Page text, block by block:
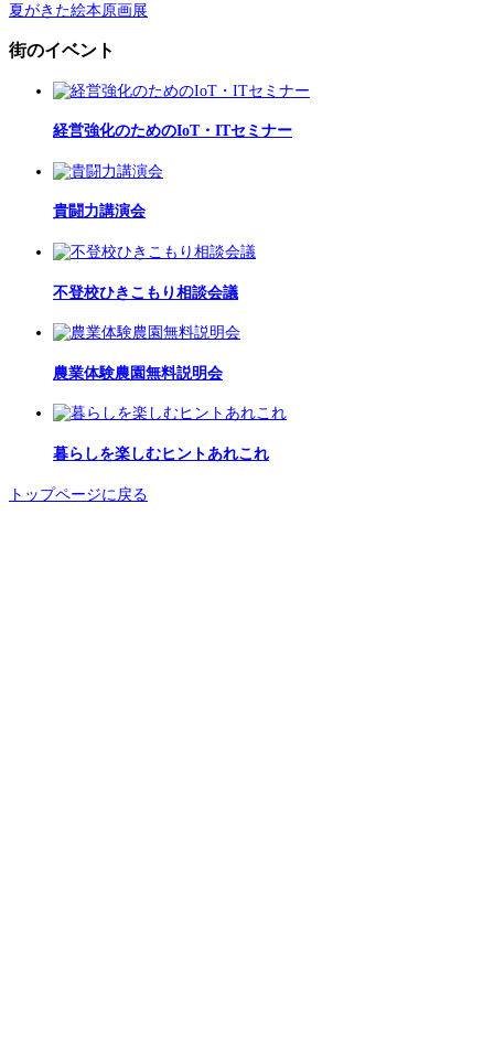
夏がきた絵本原画展
街のイベント
経営強化のためのIoT・ITセミナー
貴闘力講演会
不登校ひきこもり相談会議
農業体験農園無料説明会
暮らしを楽しむヒントあれこれ
トップページに戻る